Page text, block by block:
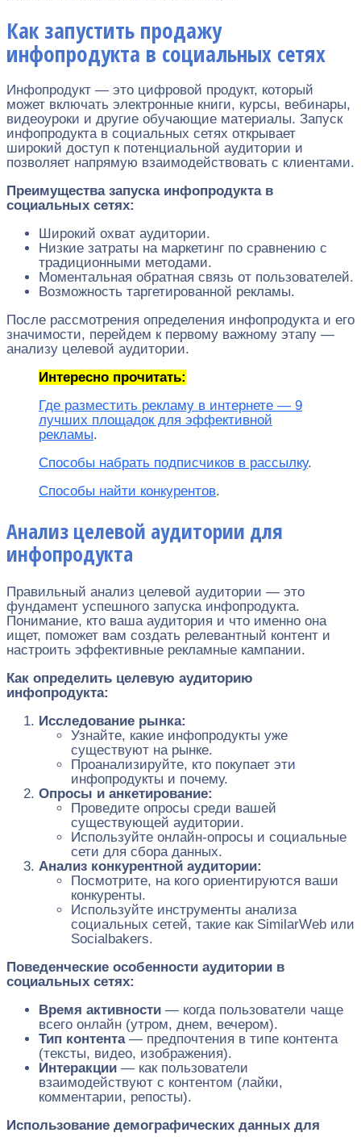
Как запустить продажу
инфопродукта в социальных сетях
Инфопродукт — это цифровой продукт, который
может включать электронные книги, курсы, вебинары,
видеоуроки и другие обучающие материалы. Запуск
инфопродукта в социальных сетях открывает
широкий доступ к потенциальной аудитории и
позволяет напрямую взаимодействовать с клиентами.
Преимущества запуска инфопродукта в
социальных сетях:
Широкий охват аудитории.
Низкие затраты на маркетинг по сравнению с
традиционными методами.
Моментальная обратная связь от пользователей.
Возможность таргетированной рекламы.
После рассмотрения определения инфопродукта и его
значимости, перейдем к первому важному этапу —
анализу целевой аудитории.
Интересно прочитать:
Где разместить рекламу в интернете — 9
лучших площадок для эффективной
рекламы.
Способы набрать подписчиков в рассылку.
Способы найти конкурентов.
Анализ целевой аудитории для
инфопродукта
Правильный анализ целевой аудитории — это
фундамент успешного запуска инфопродукта.
Понимание, кто ваша аудитория и что именно она
ищет, поможет вам создать релевантный контент и
настроить эффективные рекламные кампании.
Как определить целевую аудиторию
инфопродукта:
Исследование рынка:
Узнайте, какие инфопродукты уже
существуют на рынке.
Проанализируйте, кто покупает эти
инфопродукты и почему.
Опросы и анкетирование:
Проведите опросы среди вашей
существующей аудитории.
Используйте онлайн-опросы и социальные
сети для сбора данных.
Анализ конкурентной аудитории:
Посмотрите, на кого ориентируются ваши
конкуренты.
Используйте инструменты анализа
социальных сетей, такие как SimilarWeb или
Socialbakers.
Поведенческие особенности аудитории в
социальных сетях:
Время активности — когда пользователи чаще
всего онлайн (утром, днем, вечером).
Тип контента— предпочтения в типе контента
(тексты, видео, изображения).
Интеракции — как пользователи
взаимодействуют с контентом (лайки,
комментарии, репосты).
Использование демографических данных для